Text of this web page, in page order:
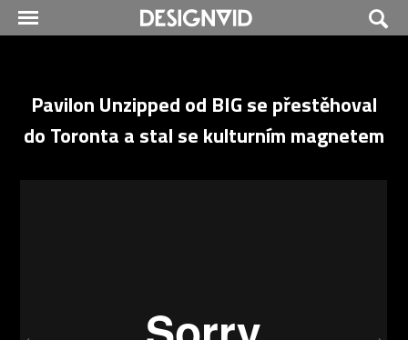
Pavilon Unzipped od BIG se přestěhoval
do Toronta a stal se kulturním magnetem